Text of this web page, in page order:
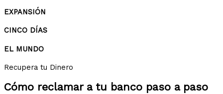
EXPANSIÓN
CINCO DÍAS
EL MUNDO
Recupera tu Dinero
Cómo reclamar a tu banco paso a paso